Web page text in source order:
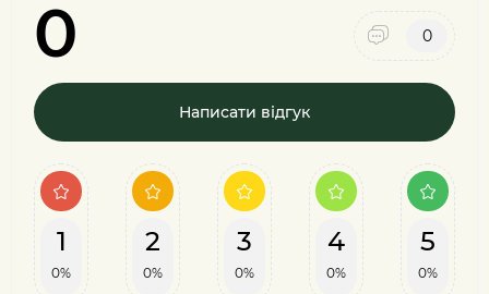
0 0
Написати відгук
1
0%
2
0%
3
0%
4
0%
5
0%